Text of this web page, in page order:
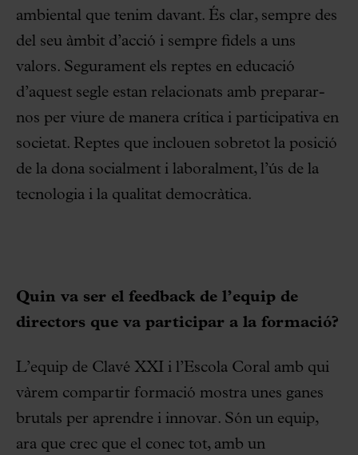
ambiental que tenim davant. És clar, sempre des
del seu àmbit d’acció i sempre fidels a uns
valors. Segurament els reptes en educació
d’aquest segle estan relacionats amb preparar-
nos per viure de manera crítica i participativa en
societat. Reptes que inclouen sobretot la posició
de la dona socialment i laboralment, l’ús de la
tecnologia i la qualitat democràtica.
Quin va ser el feedback de l’equip de
directors que va participar a la formació?
L’equip de Clavé XXI i l’Escola Coral amb qui
vàrem compartir formació mostra unes ganes
brutals per aprendre i innovar. Són un equip,
ara que crec que el conec tot, amb un